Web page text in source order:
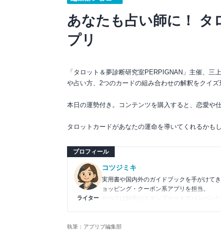
あなたも占い師に！ タ
プリ
「タロット＆夢診断研究室PERPIGNAN」主催、
や占い方、2つのカードの組み合わせの解釈をクイ
本日の運勢付き。コンテンツを購入すると、恋愛や
タロットカードがあなたの運命を導いてくれるかもし
プロフィール
ライター
コツジミキ
実用書や国内外のガイドブックを手がけて
ョッピング・クーポン系アプリを担当。
かつては財布がスタンプカードでパンパン
執筆：アプリブ編集部